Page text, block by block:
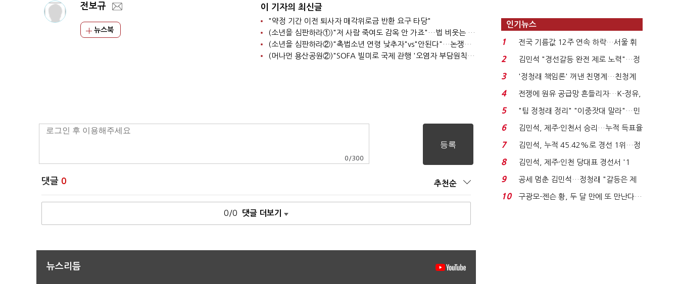
전보규
뉴스북
이 기자의 최신글
"약정 기간 이전 퇴사자 매각위로금 반환 요구 타당"
(소년을 심판하라①)"저 사람 죽여도 감옥 안 가죠"…법 비웃는 소년들
(소년을 심판하라②)"촉법소년 연령 낮추자"vs"안된다"…논쟁만 반복
(머나먼 용산공원②)"SOFA 빌미로 국제 관행 '오염자 부담원칙' 무시"
0 /300
댓글 0 추천순
0/0 댓글 더보기
뉴스리듬
인기뉴스
1
전국 기름값 12주 연속 하락…서울 휘
발윳값 1909원...
2
김민석 "경선갈등 완전 제로 노력"…정
청래 "반명 공세 사...
3
'정청래 책임론' 꺼낸 친명계…친청계
는 추가투표 때리기...
4
전쟁에 원유 공급망 흔들리자…K-정유,
에너지안보 핵심...
5
"팀 정청래 정리" "이중잣대 말라"…민
주 최고위원 계파 다...
6
김민석, 제주·인천서 승리…누적 득표율
'1위 탈환'(종합)...
7
김민석, 누적 45.42%로 경선 1위…정
청래와 격차 0.86%p(...
8
김민석, 제주·인천 당대표 경선서 '1
위'(1보)...
9
공세 멈춘 김민석…정청래 "갈등은 제
가 수습"
10
구광모-젠슨 황, 두 달 만에 또 만난다…